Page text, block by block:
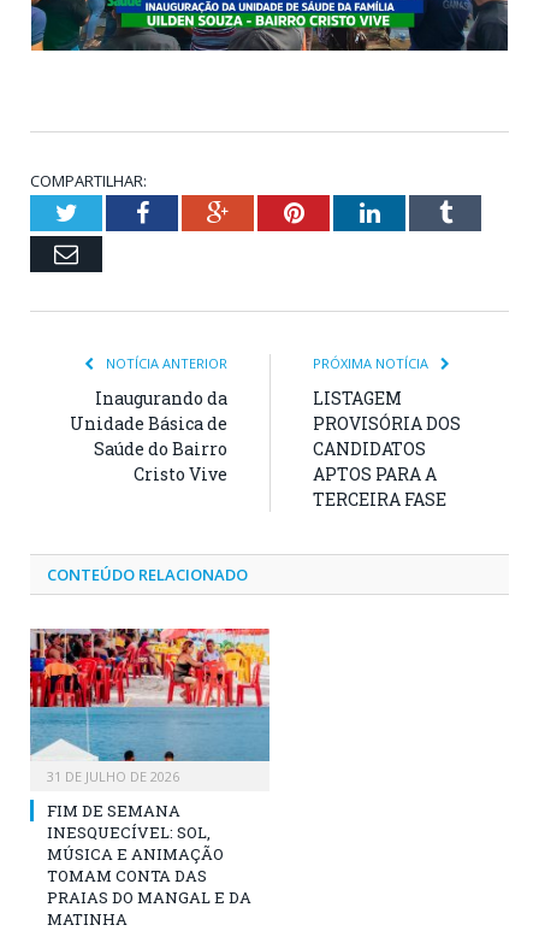
COMPARTILHAR:
TwitterFacebookGoogle+PinterestLinkedInTumblr
Email
NOTÍCIA ANTERIOR
Inaugurando da
Unidade Básica de
Saúde do Bairro
Cristo Vive
PRÓXIMA NOTÍCIA
LISTAGEM
PROVISÓRIA DOS
CANDIDATOS
APTOS PARA A
TERCEIRA FASE
CONTEÚDO RELACIONADO
31 DE JULHO DE 2026
FIM DE SEMANA
INESQUECÍVEL: SOL,
MÚSICA E ANIMAÇÃO
TOMAM CONTA DAS
PRAIAS DO MANGAL E DA
MATINHA